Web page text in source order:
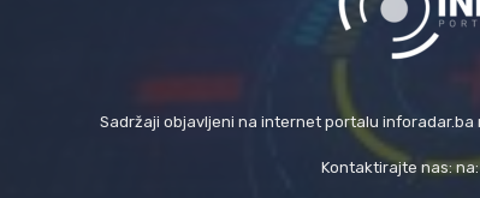
Sadržaji objavljeni na internet portalu
Kontaktirajte nas: